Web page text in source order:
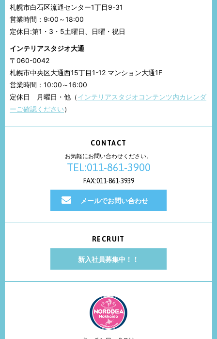
札幌市白石区流通センター1丁目9-31
営業時間：9:00～18:00
定休日:第1・3・5土曜日、日曜・祝日
インテリアスタジオ大通
〒060-0042
札幌市中央区大通西15丁目1-12 マンション大通1F
営業時間：10:00～16:00
定休日 月曜日・他（インテリアスタジオコンテンツ内カレンダ
ーご確認ください）
CONTACT
お気軽にお問い合わせください。
TEL:011-861-3900
FAX:011-861-3939
メールでお問い合わせ
RECRUIT
新入社員募集中！！